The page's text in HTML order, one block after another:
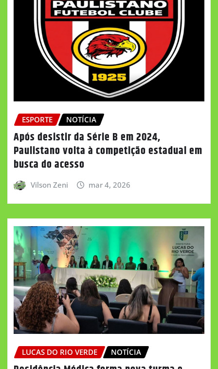
ESPORTE NOTÍCIA
Após desistir da Série B em 2024,
Paulistano volta à competição estadual em
busca do acesso
Vilson Zeni mar 4, 2026
LUCAS DO RIO VERDE NOTÍCIA